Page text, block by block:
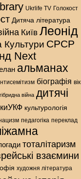
Ukrlife TV Голокост
Дитяча література
Київ Леонід
Культури СРСР
Next
альманах
біографія вік
гібридна війна дитячі
культурологія
педагогіка переклад
тоталітаризм
взаємини
художня література